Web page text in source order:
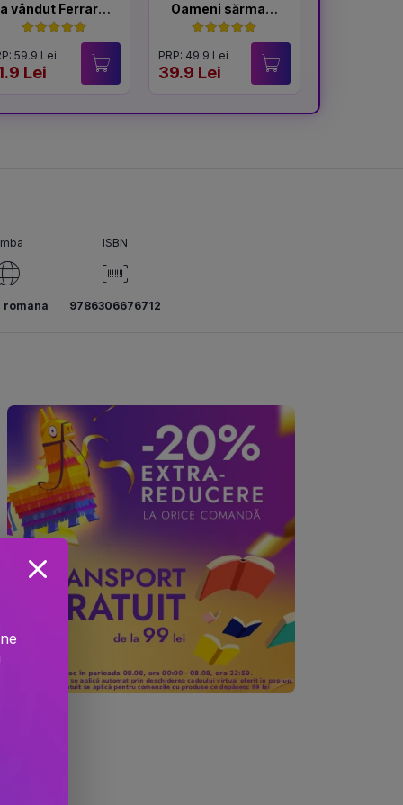
a vândut Ferrari-
ul
59.9 Lei
Lei
Oameni sărmani
- ediție
Hardcover 2025
PRP: 49.9 Lei
39.9 Lei
romana
ISBN
9786306676712